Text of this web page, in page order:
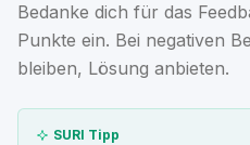
Bedanke dich für das
Punkte ein. Bei negativen
bleiben, Lösung anbieten.
SURI Tipp